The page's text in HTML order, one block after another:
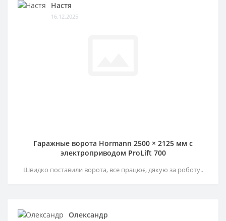
Настя
16.12.2025
Гаражные ворота Hormann 2500 × 2125 мм c
электроприводом ProLift 700
Швидко поставили ворота, все працює, дякую за роботу..
Олександр